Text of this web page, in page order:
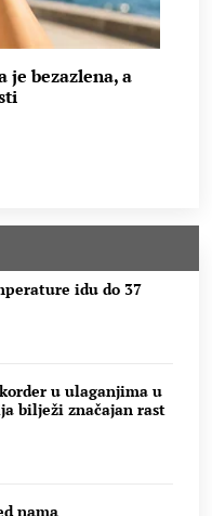
idu do 37
u ulaganjima u
bilježi značajan rast
nama
je bezazlena, a